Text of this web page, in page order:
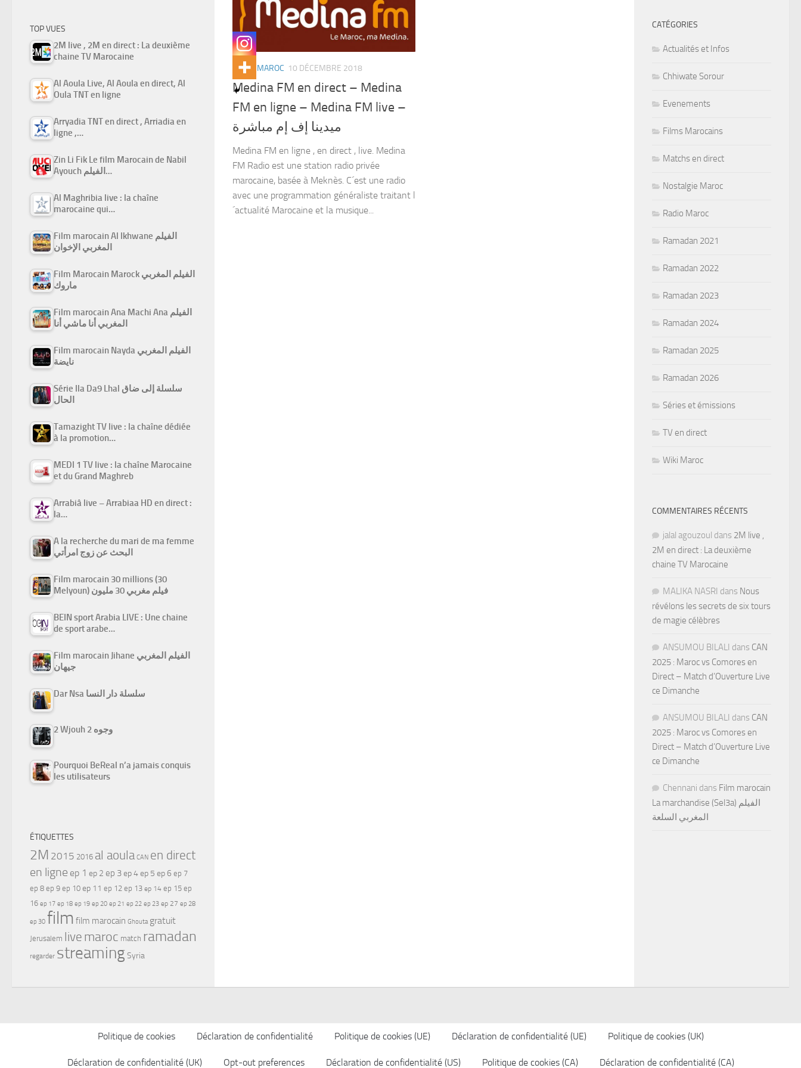
RADIO MAROC 10 DÉCEMBRE 2018
Medina FM en direct – Medina
FM en ligne – Medina FM live –
ميدينا إف إم مباشرة
Medina FM en ligne , en direct , live. Medina
FM Radio est une station radio privée
marocaine, basée à Meknès. C´est une radio
avec une programmation généraliste traitant l
´actualité Marocaine et la musique...
TOP VUES
2M live , 2M en direct : La deuxième
chaine TV Marocaine
Al Aoula Live, Al Aoula en direct, Al
Oula TNT en ligne
Arryadia TNT en direct , Arriadia en
ligne ,…
Zin Li Fik Le film Marocain de Nabil
Ayouch الفيلم…
Al Maghribia live : la chaîne
marocaine qui…
Film marocain Al Ikhwane الفيلم
المغربي الإخوان
Film Marocain Marock الفيلم المغربي
ماروك
Film marocain Ana Machi Ana الفيلم
المغربي أنا ماشي أنا
Film marocain Nayda الفيلم المغربي
نايضة
Série Ila Da9 Lhal سلسلة إلى ضاق
الحال
Tamazight TV live : la chaîne dédiée
à la promotion…
MEDI 1 TV live : la chaîne Marocaine
et du Grand Maghreb
Arrabiâ live – Arrabiaa HD en direct :
la…
A la recherche du mari de ma femme
البحث عن زوج امرأتي
Film marocain 30 millions (30
Melyoun) فيلم مغربي 30 مليون
BEIN sport Arabia LIVE : Une chaine
de sport arabe…
Film marocain Jihane الفيلم المغربي
جيهان
Dar Nsa سلسلة دار النسا
2 Wjouh 2 وجوه
Pourquoi BeReal n’a jamais conquis
les utilisateurs
ÉTIQUETTES
2M 2015 2016 al aoula CAN en direct
en ligne ep 1 ep 2 ep 3ep 4ep 5 ep 6 ep 7
ep 8 ep 9 ep 10 ep 11 ep 12 ep 13 ep 14 ep 15 ep
16 ep 17 ep 18 ep 19 ep 20 ep 21 ep 22 ep 23 ep 27 ep 28
ep 30 film film marocain Ghouta gratuit
Jerusalem live maroc match ramadan
regarder streamingSyria
CATÉGORIES
Actualités et Infos
Chhiwate Sorour
Evenements
Films Marocains
Matchs en direct
Nostalgie Maroc
Radio Maroc
Ramadan 2021
Ramadan 2022
Ramadan 2023
Ramadan 2024
Ramadan 2025
Ramadan 2026
Séries et émissions
TV en direct
Wiki Maroc
COMMENTAIRES RÉCENTS
jalal agouzoul dans 2M live ,
2M en direct : La deuxième
chaine TV Marocaine
MALIKA NASRI dans Nous
révélons les secrets de six tours
de magie célèbres
ANSUMOU BILALI dans CAN
2025 : Maroc vs Comores en
Direct – Match d’Ouverture Live
ce Dimanche
ANSUMOU BILALI dans CAN
2025 : Maroc vs Comores en
Direct – Match d’Ouverture Live
ce Dimanche
Chennani dans Film marocain
La marchandise (Sel3a) الفيلم
المغربي السلعة
Politique de cookies Déclaration de confidentialité Politique de cookies (UE) Déclaration de confidentialité (UE) Politique de cookies (UK)
Déclaration de confidentialité (UK) Opt-out preferences Déclaration de confidentialité (US) Politique de cookies (CA) Déclaration de confidentialité (CA)